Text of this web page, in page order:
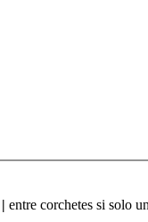
| entre corchetes si solo